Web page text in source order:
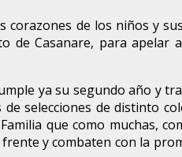
de los niños y
de Casanare, para
ya su segundo año y
selecciones de distinto
que como muchas,
y combaten con la